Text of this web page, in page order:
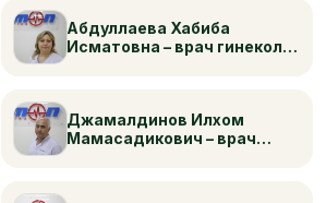
Абдуллаева Хабиба
Исматовна – врач гинеколог
Джамалдинов Илхом
Мамасадикович – врач